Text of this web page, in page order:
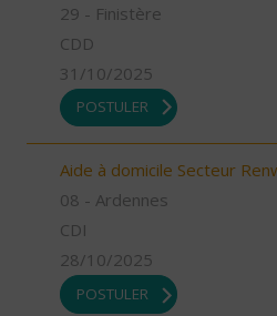
29 - Finistère
CDD
31/10/2025
POSTULER
Aide à domicile Secteur
08 - Ardennes
CDI
28/10/2025
POSTULER